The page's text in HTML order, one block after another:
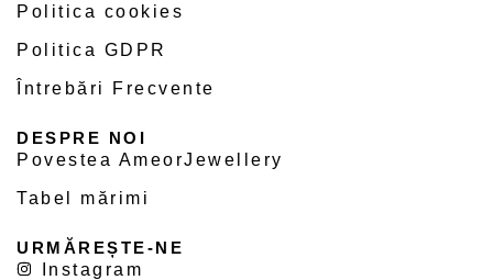
Politica cookies
Politica GDPR
Întrebări Frecvente
DESPRE NOI
Povestea AmeorJewellery
Tabel mărimi
URMĂREȘTE-NE
Instagram